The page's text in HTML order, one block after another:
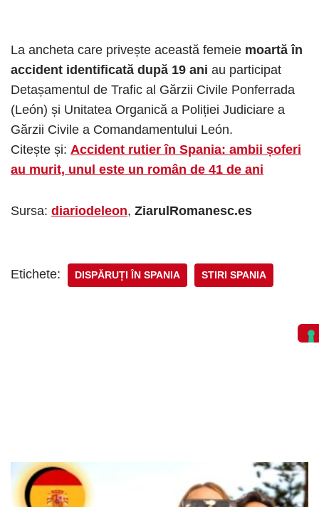
La ancheta care privește această femeie moartă în
accident identificată după 19 ani au participat
Detașamentul de Trafic al Gărzii Civile Ponferrada
(León) și Unitatea Organică a Poliției Judiciare a
Gărzii Civile a Comandamentului León.
Citește și: Accident rutier în Spania: ambii șoferi
au murit, unul este un român de 41 de ani
Sursa: diariodeleon, ZiarulRomanesc.es
Etichete: DISPĂRUȚI ÎN SPANIA STIRI SPANIA